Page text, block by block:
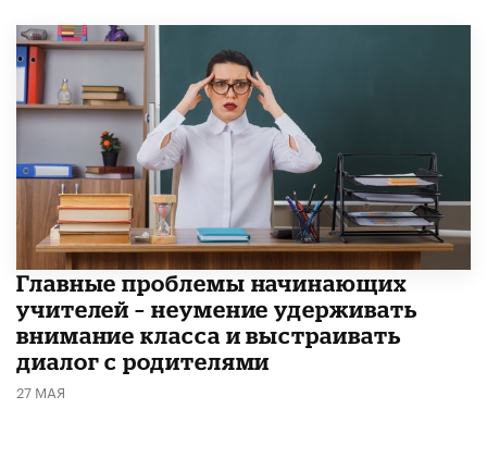
Главные проблемы начинающих
учителей – неумение удерживать
внимание класса и выстраивать
диалог с родителями
27 МАЯ